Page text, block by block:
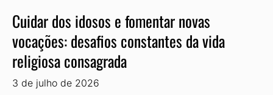
Cuidar dos idosos e fomentar novas
vocações: desafios constantes da vida
religiosa consagrada
3 de julho de 2026